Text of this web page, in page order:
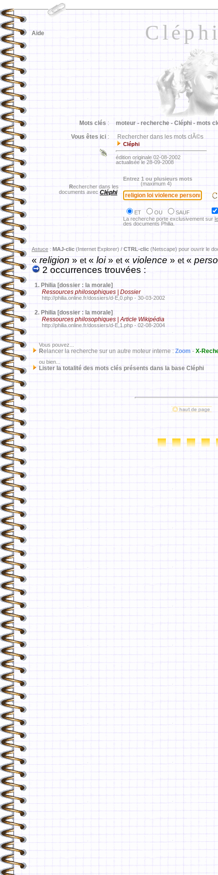
Aide
Mots clés : moteur - recherche - Cléphi - mots
Vous êtes ici : Rechercher dans les mots clÃ©s
Cléphi
édition originale 02-08-2002
actualisée le 28-09-2008
Rechercher dans les
documents avec Cléphi
Entrez 1 ou plusieurs mots
(maximum 4)
ET OU
SAUF
La recherche porte exclusivement sur
des documents Philia.
Astuce : MAJ-clic (Internet Explorer) / CTRL-clic (Netscape) pour ouvrir le
«religion» et« loi» et« violence » et«
2 occurrences trouvées :
1. Philia [dossier : la morale]
Ressources philosophiques | Dossier
http://philia.online.fr/dossiers/d-E,0.php - 30-03-2002
2. Philia [dossier : la morale]
Ressources philosophiques | Article Wikipédia
http://philia.online.fr/dossiers/d-E,1.php - 02-08-2004
Vous pouvez...
Relancer la recherche sur un autre moteur interne : Zoom - X-
ou bien...
Lister la totalité des mots clés présents dans la base Cléphi